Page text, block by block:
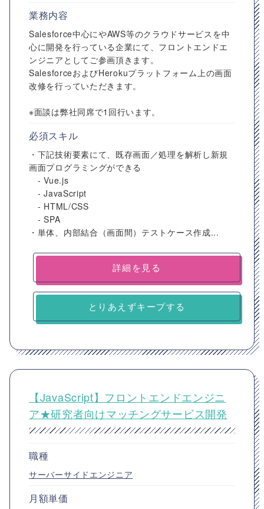
業務内容
Salesforce中心にやAWS等のクラウドサービスを中
心に開発を行っている企業にて、フロントエンドエ
ンジニアとしてご参画頂きます。
SalesforceおよびHerokuプラットフォーム上の画面
改修を行っていただきます。
※面談は弊社同席で1回行います。
必須スキル
・下記技術要素にて、既存画面／処理を解析し新規
画面プログラミングができる
- Vue.js
- JavaScript
- HTML/CSS
- SPA
・単体、内部結合（画面間）テストケース作成...
詳細を見る
とりあえずキープする
【JavaScript】フロントエンドエンジニ
ア★研究者向けマッチングサービス開発
職種
サーバーサイドエンジニア
月額単価